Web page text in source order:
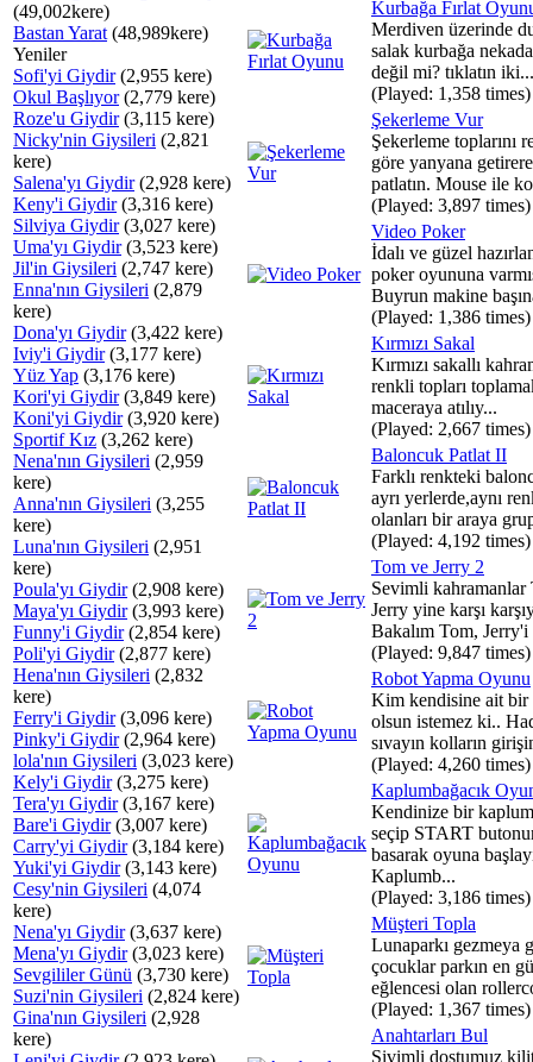
(49,002kere)
Bastan Yarat (48,989kere)
Yeniler
Sofi'yi Giydir(2,955 kere)
Okul Başlıyor(2,779 kere)
Roze'u Giydir(3,115 kere)
Nicky'nin Giysileri (2,821
kere)
Salena'yı Giydir(2,928 kere)
Keny'i Giydir(3,316 kere)
Silviya Giydir(3,027 kere)
Uma'yı Giydir(3,523 kere)
Jil'in Giysileri (2,747 kere)
Enna'nın Giysileri (2,879
kere)
Dona'yı Giydir(3,422 kere)
Iviy'i Giydir(3,177 kere)
Yüz Yap (3,176 kere)
Kori'yi Giydir(3,849 kere)
Koni'yi Giydir(3,920 kere)
Sportif Kız (3,262 kere)
Nena'nın Giysileri (2,959
kere)
Anna'nın Giysileri (3,255
kere)
Luna'nın Giysileri (2,951
kere)
Poula'yı Giydir(2,908 kere)
Maya'yı Giydir(3,993 kere)
Funny'i Giydir(2,854 kere)
Poli'yi Giydir(2,877 kere)
Hena'nın Giysileri (2,832
kere)
Ferry'i Giydir(3,096 kere)
Pinky'i Giydir(2,964 kere)
lola'nın Giysileri (3,023 kere)
Kely'i Giydir(3,275 kere)
Tera'yı Giydir(3,167 kere)
Bare'i Giydir(3,007 kere)
Carry'yi Giydir(3,184 kere)
Yuki'yi Giydir(3,143 kere)
Cesy'nin Giysileri (4,074
kere)
Nena'yı Giydir(3,637 kere)
Mena'yı Giydir(3,023 kere)
Sevgililer Günü (3,730 kere)
Suzi'nin Giysileri (2,824 kere)
Gina'nın Giysileri (2,928
kere)
Kurbağa Fırlat
Merdiven üzerinde
salak kurbağa
değil mi? tıklatın iki...
(Played: 1,358 times)
Şekerleme Vur
Şekerleme toplarını
göre yanyana
patlatın. Mouse ile
(Played: 3,897 times)
Video Poker
İdalı ve güzel
poker oyununa
Buyrun makine
(Played: 1,386 times)
Kırmızı Sakal
Kırmızı sakallı
renkli topları
maceraya atılıy...
(Played: 2,667 times)
Baloncuk Patlat II
Farklı renkteki
ayrı yerlerde,aynı
olanları bir araya
(Played: 4,192 times)
Tom ve Jerry 2
Sevimli kahramanlar
Jerry yine karşı
Bakalım Tom, Jerry'i
(Played: 9,847 times)
Robot Yapma Oyunu
Kim kendisine ait bir
olsun istemez ki..
sıvayın kolların
(Played: 4,260 times)
Kaplumbağacık
Kendinize bir
seçip START
basarak oyuna
Kaplumb...
(Played: 3,186 times)
Müşteri Topla
Lunaparkı gezmeya
çocuklar parkın en
eğlencesi olan
(Played: 1,367 times)
Anahtarları Bul
Sivimli dostumuz